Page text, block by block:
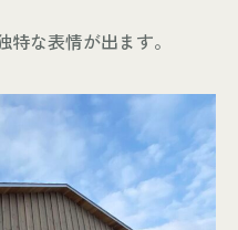
な表情が出ます。